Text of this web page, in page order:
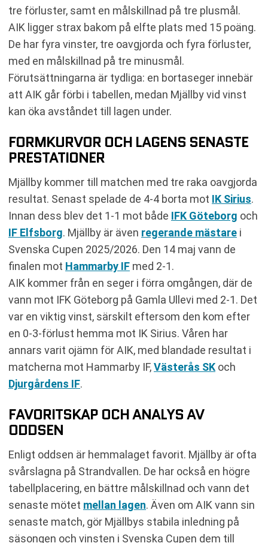
tre förluster, samt en målskillnad på tre plusmål.
AIK ligger strax bakom på elfte plats med 15 poäng.
De har fyra vinster, tre oavgjorda och fyra förluster,
med en målskillnad på tre minusmål.
Förutsättningarna är tydliga: en bortaseger innebär
att AIK går förbi i tabellen, medan Mjällby vid vinst
kan öka avståndet till lagen under.
FORMKURVOR OCH LAGENS SENASTE
PRESTATIONER
Mjällby kommer till matchen med tre raka oavgjorda
resultat. Senast spelade de 4-4 borta mot IK Sirius.
Innan dess blev det 1-1 mot både IFK Göteborg och
IF Elfsborg. Mjällby är även regerande mästare i
Svenska Cupen 2025/2026. Den 14 maj vann de
finalen mot Hammarby IF med 2-1.
AIK kommer från en seger i förra omgången, där de
vann mot IFK Göteborg på Gamla Ullevi med 2-1. Det
var en viktig vinst, särskilt eftersom den kom efter
en 0-3-förlust hemma mot IK Sirius. Våren har
annars varit ojämn för AIK, med blandade resultat i
matcherna mot Hammarby IF,Västerås SK och
Djurgårdens IF.
FAVORITSKAP OCH ANALYS AV
ODDSEN
Enligt oddsen är hemmalaget favorit. Mjällby är ofta
svårslagna på Strandvallen. De har också en högre
tabellplacering, en bättre målskillnad och vann det
senaste mötet mellan lagen. Även om AIK vann sin
senaste match, gör Mjällbys stabila inledning på
säsongen och vinsten i Svenska Cupen dem till